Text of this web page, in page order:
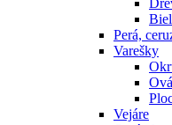
Perá,
Varešky
Vejáre